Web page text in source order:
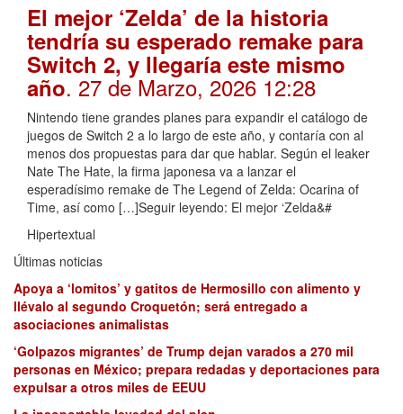
El mejor ‘Zelda’ de la historia
tendría su esperado remake para
Switch 2, y llegaría este mismo
año. 27 de Marzo, 2026 12:28
Nintendo tiene grandes planes para expandir el catálogo de
juegos de Switch 2 a lo largo de este año, y contaría con al
menos dos propuestas para dar que hablar. Según el leaker
Nate The Hate, la firma japonesa va a lanzar el
esperadísimo remake de The Legend of Zelda: Ocarina of
Time, así como […]Seguir leyendo: El mejor ‘Zelda&#
Hipertextual
Últimas noticias
Apoya a ‘lomitos’ y gatitos de Hermosillo con alimento y
llévalo al segundo Croquetón; será entregado a
asociaciones animalistas
‘Golpazos migrantes’ de Trump dejan varados a 270 mil
personas en México; prepara redadas y deportaciones para
expulsar a otros miles de EEUU